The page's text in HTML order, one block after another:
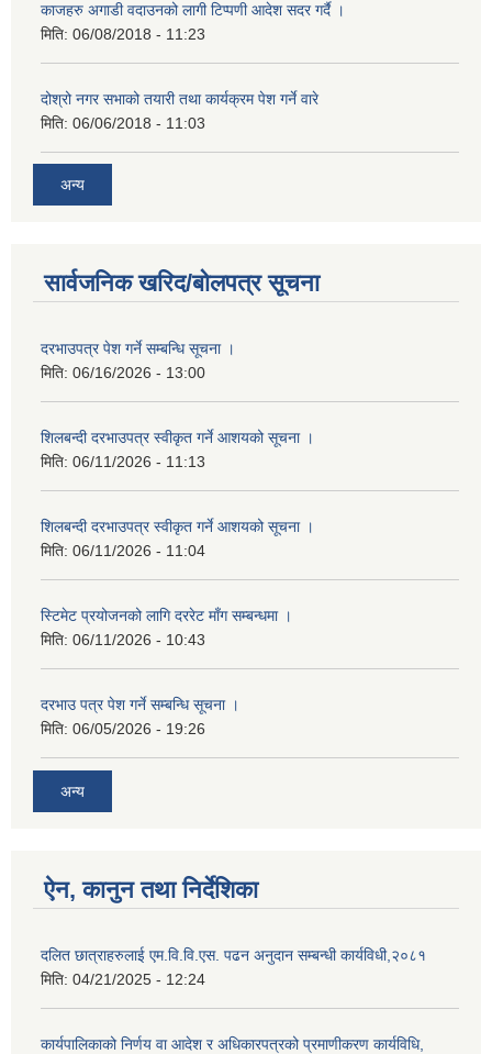
काजहरु अगाडी वदाउनको लागी टिप्पणी आदेश सदर गर्दै ।
मिति: 06/08/2018 - 11:23
दोश्रो नगर सभाको तयारी तथा कार्यक्रम पेश गर्ने वारे
मिति: 06/06/2018 - 11:03
अन्य
सार्वजनिक खरिद/बोलपत्र सूचना
दरभाउपत्र पेश गर्ने सम्बन्धि सूचना ।
मिति: 06/16/2026 - 13:00
शिलबन्दी दरभाउपत्र स्वीकृत गर्ने आशयको सूचना ।
मिति: 06/11/2026 - 11:13
शिलबन्दी दरभाउपत्र स्वीकृत गर्ने आशयको सूचना ।
मिति: 06/11/2026 - 11:04
स्टिमेट प्रयोजनको लागि दररेट माँग सम्बन्धमा ।
मिति: 06/11/2026 - 10:43
दरभाउ पत्र पेश गर्ने सम्बन्धि सूचना ।
मिति: 06/05/2026 - 19:26
अन्य
ऐन, कानुन तथा निर्देशिका
दलित छात्राहरुलाई एम.वि.वि.एस. पढन अनुदान सम्बन्धी कार्यविधी,२०८१
मिति: 04/21/2025 - 12:24
कार्यपालिकाको निर्णय वा आदेश र अधिकारपत्रको प्रमाणीकरण कार्यविधि,